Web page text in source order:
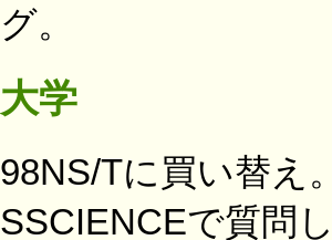
グ。
大学
98NS/Tに買い替え
SSCIENCEで質問